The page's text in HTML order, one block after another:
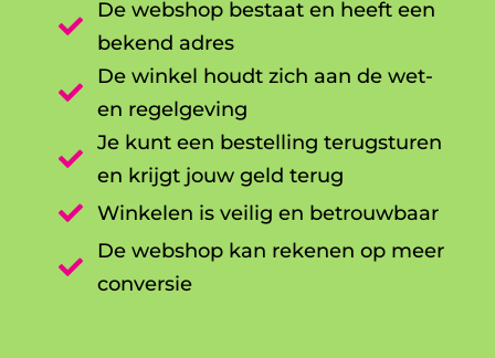

De webshop bestaat en heeft een
bekend adres

De winkel houdt zich aan de wet-
en regelgeving

Je kunt een bestelling terugsturen
en krijgt jouw geld terug

Winkelen is veilig en betrouwbaar

De webshop kan rekenen op meer
conversie